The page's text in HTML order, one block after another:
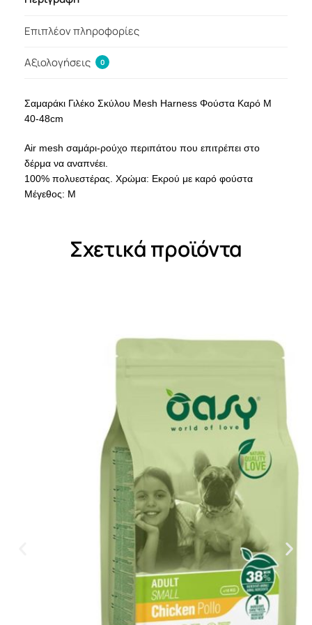
Επιπλέον πληροφορίες
Αξιολογήσεις 0
Σαμαράκι Γιλέκο Σκύλου Mesh Harness Φούστα Καρό M
40-48cm
Air mesh σαμάρι-ρούχο περιπάτου που επιτρέπει στο
δέρμα να αναπνέει.
100% πολυεστέρας. Χρώμα: Εκρού με καρό φούστα
Μέγεθος: M
Σχετικά προϊόντα